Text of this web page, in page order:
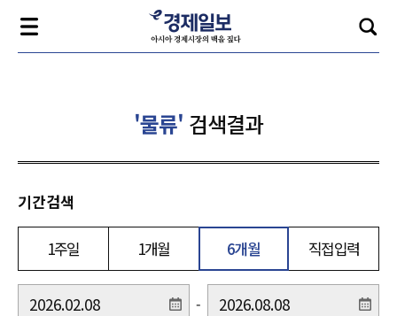
'물류' 검색결과
기간검색
1주일 1개월 6개월 직접입력
-